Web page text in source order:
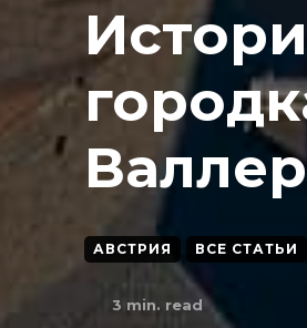
АВСТРИЯ ВСЕ СТАТЬИ
3 min. read